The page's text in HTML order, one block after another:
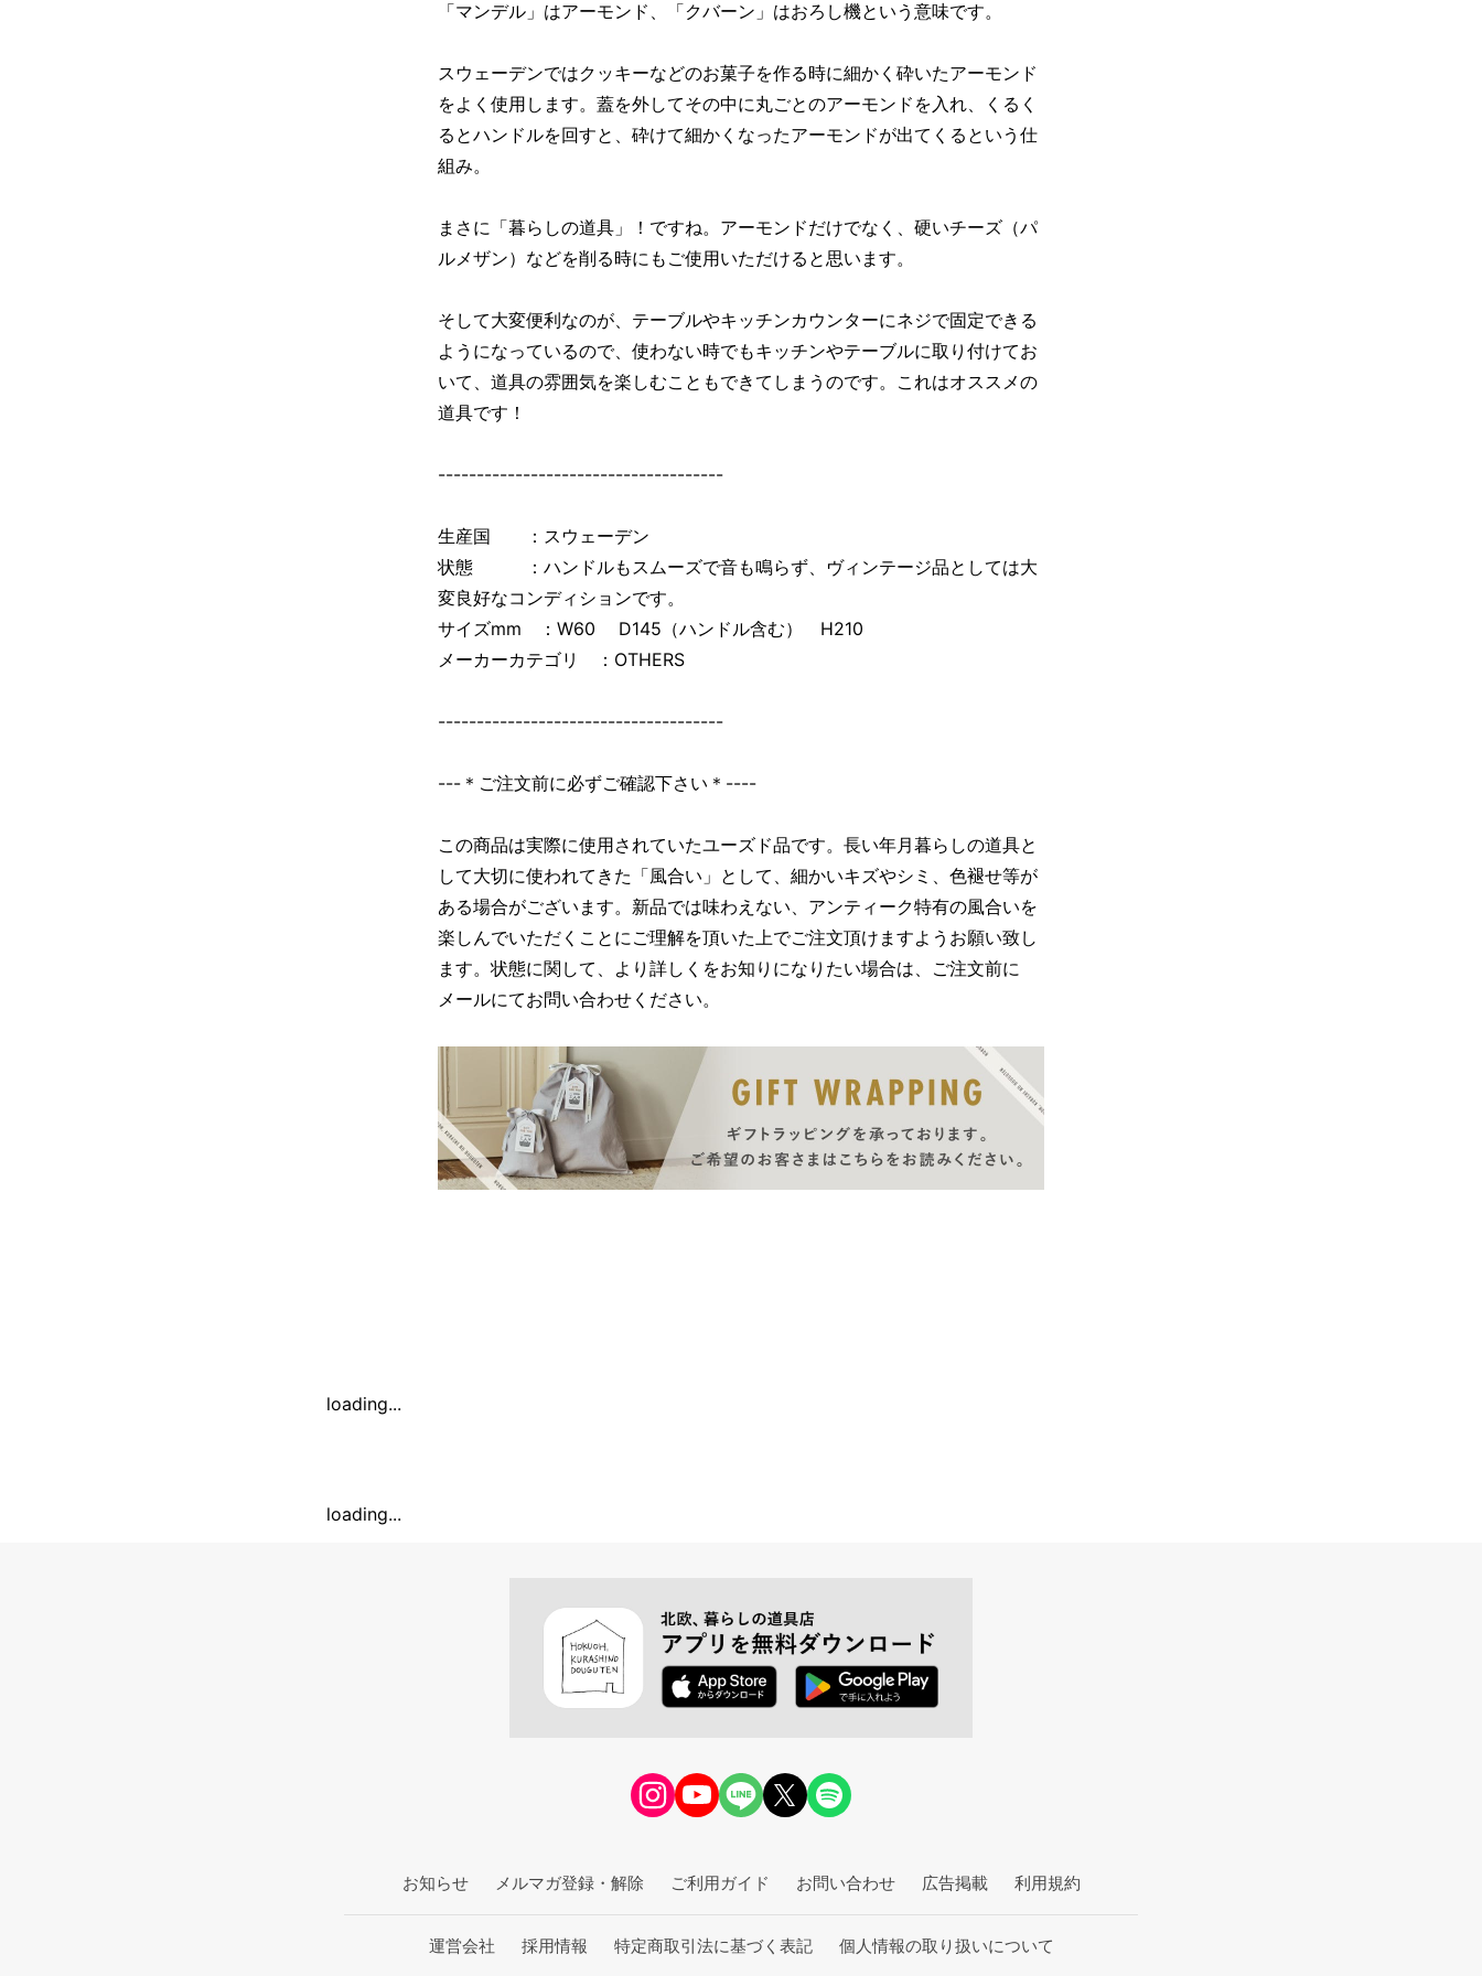
「マンデル」はアーモンド、「クバーン」はおろし機という意味です。
スウェーデンではクッキーなどのお菓子を作る時に細かく砕いたアーモンド
をよく使用します。蓋を外してその中に丸ごとのアーモンドを入れ、くるく
るとハンドルを回すと、砕けて細かくなったアーモンドが出てくるという仕
組み。
まさに「暮らしの道具」！ですね。アーモンドだけでなく、硬いチーズ（パ
ルメザン）などを削る時にもご使用いただけると思います。
そして大変便利なのが、テーブルやキッチンカウンターにネジで固定できる
ようになっているので、使わない時でもキッチンやテーブルに取り付けてお
いて、道具の雰囲気を楽しむこともできてしまうのです。これはオススメの
道具です！
-------------------------------------
生産国 ：スウェーデン
状態 ：ハンドルもスムーズで音も鳴らず、ヴィンテージ品としては大
変良好なコンディションです。
サイズmm ：W60 D145（ハンドル含む） H210
メーカーカテゴリ ：OTHERS
-------------------------------------
---＊ご注文前に必ずご確認下さい＊----
この商品は実際に使用されていたユーズド品です。長い年月暮らしの道具と
して大切に使われてきた「風合い」として、細かいキズやシミ、色褪せ等が
ある場合がございます。新品では味わえない、アンティーク特有の風合いを
楽しんでいただくことにご理解を頂いた上でご注文頂けますようお願い致し
ます。状態に関して、より詳しくをお知りになりたい場合は、ご注文前に
メールにてお問い合わせください。
loading...
loading...
お知らせ メルマガ登録・解除 ご利用ガイド お問い合わせ 広告掲載 利用規約
運営会社 採用情報 特定商取引法に基づく表記 個人情報の取り扱いについて